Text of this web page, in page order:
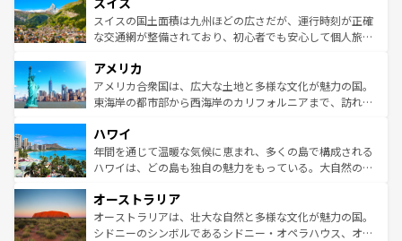
きるだろう。 なお、新着のフランス情報はコンテンツ一覧
を参照してほしい。
ドイツ情報はコンテンツ一覧を参照してほしい。
リアごとに異なる魅力がある。また、優雅なアフタヌーン
ティー、ビール好きにはたまらない英国パブ、サッカー観
戦など、本場だからこそできる体験も豊富。イギリスを旅
ンツ一覧を参照してほしい。
スイスの国土面積は九州ほどの広さだが、運行時刻が正確
な交通網が整備されており、初心者でも安心して個人旅行
の建物がそのまま残る町や、スイスならではのユニークな
博物館もあり、アルプス観光だけでなく町歩きも満喫する
ことができる。国民の所得が高いため物価も高いが、旅行
ば市内交通費無料で観光を楽しむこともできる。 なお、新
着のスイス情報はコンテンツ一覧 を参照してほしい。
アメリカ
アメリカ合衆国は、広大な土地と多様な文化が魅力の国。
東海岸の都市部から西海岸のカリフォルニアまで、訪れる
のような巨大都市は、観光、ショッピング、エンターテイ
ンメントが詰まった刺激的なスポットだ。一方、アメリカ
西部には大自然が広がり、グランドキャニオンやイエロー
部のニューオーリンズでは、音楽と美食が融合した独特の
文化が魅力。旅行者はアメリカの各地域で異なる魅力を楽
しみながら、その多様性と豊かな歴史を感じることができ
ハワイ
年間を通じて温暖な気候に恵まれ、多くの島で構成される
ハワイは、どの島も独自の魅力をもっている。大自然の神
ワイ島は見逃せない。また、定番の観光地といえばオアフ
島だが、静かな自然を求めるならマウイ島やカウアイ島が
おすすめ。エメラルドグリーンに輝く海をはじめ、豊かな
オーストラリア
オーストラリアは、壮大な自然と多様な文化が魅力の国。
シドニーのシンボルであるシドニー・オペラハウス、オー